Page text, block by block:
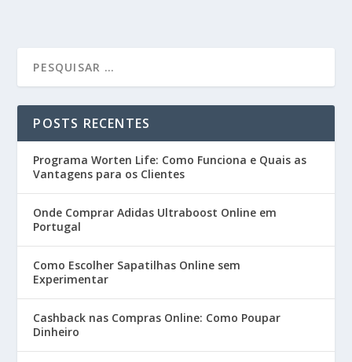
POSTS RECENTES
Programa Worten Life: Como Funciona e Quais as
Vantagens para os Clientes
Onde Comprar Adidas Ultraboost Online em
Portugal
Como Escolher Sapatilhas Online sem
Experimentar
Cashback nas Compras Online: Como Poupar
Dinheiro